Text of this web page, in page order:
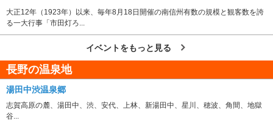
大正12年（1923年）以来、毎年8月18日開催の南信州有数の規模と観客数を誇
る一大行事「市田灯ろ...
イベントをもっと見る
長野の温泉地
湯田中渋温泉郷
志賀高原の麓、湯田中、渋、安代、上林、新湯田中、星川、穂波、角間、地獄
谷...